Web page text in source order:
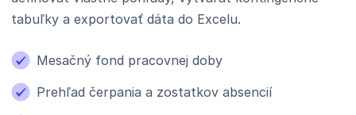
tabuľky a exportovať dáta do Excelu.
Mesačný fond pracovnej doby
Prehľad čerpania a zostatkov absencií